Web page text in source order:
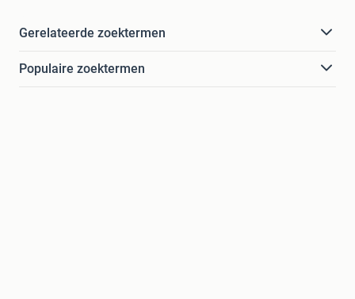
Gerelateerde zoektermen
Populaire zoektermen